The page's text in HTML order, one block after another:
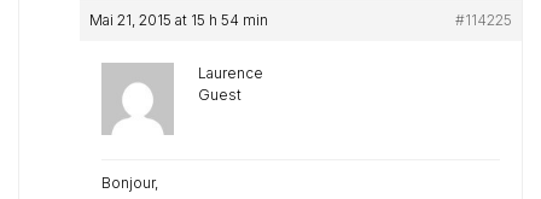
Mai 21, 2015 at 15 h 54 min #114225
Laurence
Guest
Bonjour,